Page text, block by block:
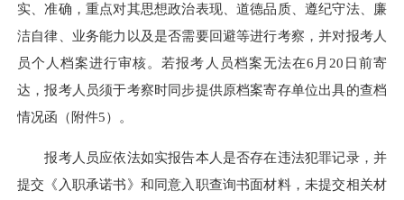
实、准确，重点对其思想政治表现、道德品质、遵纪守法、廉
洁自律、业务能力以及是否需要回避等进行考察，并对报考人
员个人档案进行审核。若报考人员档案无法在6月20日前寄
达，报考人员须于考察时同步提供原档案寄存单位出具的查档
情况函（附件5）。
报考人员应依法如实报告本人是否存在违法犯罪记录，并
提交《入职承诺书》和同意入职查询书面材料，未提交相关材